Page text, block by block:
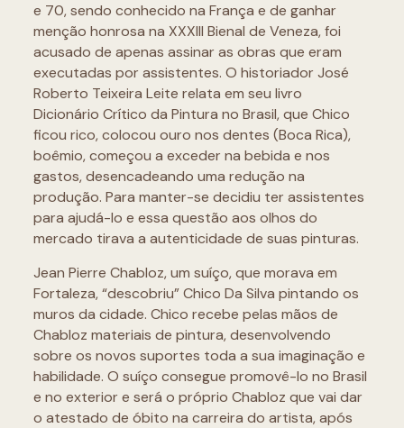
e 70, sendo conhecido na França e de ganhar
menção honrosa na XXXIII Bienal de Veneza, foi
acusado de apenas assinar as obras que eram
executadas por assistentes. O historiador José
Roberto Teixeira Leite relata em seu livro
Dicionário Crítico da Pintura no Brasil, que Chico
ficou rico, colocou ouro nos dentes (Boca Rica),
boêmio, começou a exceder na bebida e nos
gastos, desencadeando uma redução na
produção. Para manter-se decidiu ter assistentes
para ajudá-lo e essa questão aos olhos do
mercado tirava a autenticidade de suas pinturas.
Jean Pierre Chabloz, um suíço, que morava em
Fortaleza, “descobriu” Chico Da Silva pintando os
muros da cidade. Chico recebe pelas mãos de
Chabloz materiais de pintura, desenvolvendo
sobre os novos suportes toda a sua imaginação e
habilidade. O suíço consegue promovê-lo no Brasil
e no exterior e será o próprio Chabloz que vai dar
o atestado de óbito na carreira do artista, após